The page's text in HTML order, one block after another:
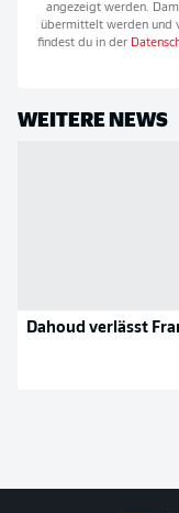
angezeigt werden.
übermittelt werden und
findest du in der
WEITERE NEWS
Dahoud verlässt